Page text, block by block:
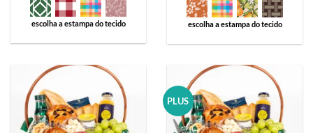
escolha a estampa do tecido escolha a estampa do tecido
PLUS